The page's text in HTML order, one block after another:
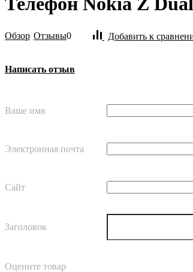
Обзор Отзывы0 Добавить к
Написать отзыв
Ваше имя
Электронная почта
Сайт
Заголовок
Оцените товар